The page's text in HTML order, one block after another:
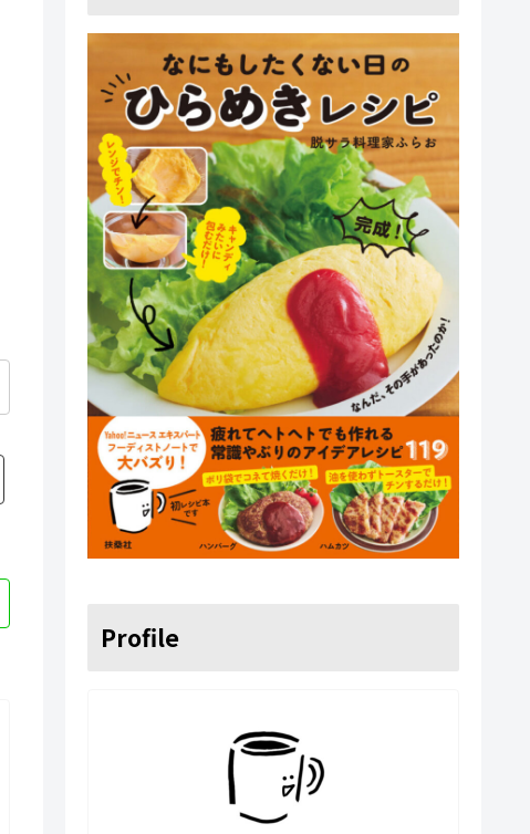
Profile